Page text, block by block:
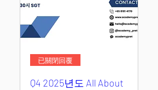
已關閉回覆
Q4 2025년도 All About